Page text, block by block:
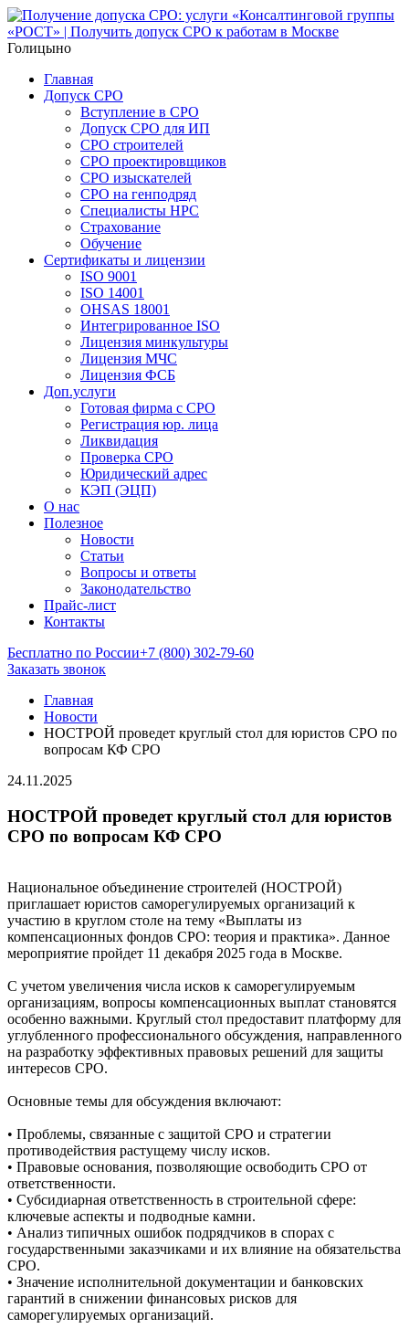
Голицыно
Главная
Допуск СРО
Вступление в СРО
Допуск СРО для ИП
СРО строителей
СРО проектировщиков
СРО изыскателей
СРО на генподряд
Специалисты НРС
Страхование
Обучение
Сертификаты и лицензии
ISO 9001
ISO 14001
OHSAS 18001
Интегрированное ISO
Лицензия минкультуры
Лицензия МЧС
Лицензия ФСБ
Доп.услуги
Готовая фирма с СРО
Регистрация юр. лица
Ликвидация
Проверка СРО
Юридический адрес
КЭП (ЭЦП)
О нас
Полезное
Новости
Статьи
Вопросы и ответы
Законодательство
Прайс-лист
Контакты
Бесплатно по России+7 (800) 302-79-60
Заказать звонок
Главная
Новости
НОСТРОЙ проведет круглый стол для юристов СРО по
вопросам КФ СРО
24.11.2025
НОСТРОЙ проведет круглый стол для юристов
СРО по вопросам КФ СРО
Национальное объединение строителей (НОСТРОЙ)
приглашает юристов саморегулируемых организаций к
участию в круглом столе на тему «Выплаты из
компенсационных фондов СРО: теория и практика». Данное
мероприятие пройдет 11 декабря 2025 года в Москве.
С учетом увеличения числа исков к саморегулируемым
организациям, вопросы компенсационных выплат становятся
особенно важными. Круглый стол предоставит платформу для
углубленного профессионального обсуждения, направленного
на разработку эффективных правовых решений для защиты
интересов СРО.
Основные темы для обсуждения включают:
• Проблемы, связанные с защитой СРО и стратегии
противодействия растущему числу исков.
• Правовые основания, позволяющие освободить СРО от
ответственности.
• Субсидиарная ответственность в строительной сфере:
ключевые аспекты и подводные камни.
• Анализ типичных ошибок подрядчиков в спорах с
государственными заказчиками и их влияние на обязательства
СРО.
• Значение исполнительной документации и банковских
гарантий в снижении финансовых рисков для
саморегулируемых организаций.